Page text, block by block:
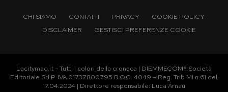
CHI SIAMO CONTATTI PRIVACY
COOKIE POLICY
DISCLAIMER
GESTISCI PREFERENZE COOKIE
Lacitymag.it - Tutti i colori della cronaca | DIEMMECOM® Società
Editoriale Srl P. IVA 01737800795 R.O.C. 4049 – Reg. Trib MI n.61 del
17.04.2024 | Direttore responsabile: Luca Arnaù